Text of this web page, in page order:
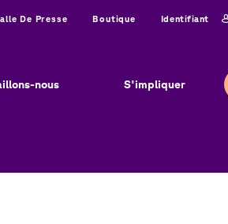
De Presse Boutique Identifiant
nous S'impliquer